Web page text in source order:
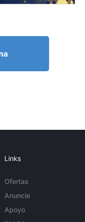
Links
Ofertas
Anuncie
Apoyo